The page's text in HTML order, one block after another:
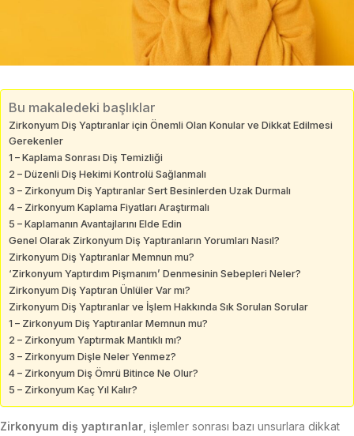
Bu makaledeki başlıklar
Zirkonyum Diş Yaptıranlar için Önemli Olan Konular ve Dikkat Edilmesi
Gerekenler
1 – Kaplama Sonrası Diş Temizliği
2 – Düzenli Diş Hekimi Kontrolü Sağlanmalı
3 – Zirkonyum Diş Yaptıranlar Sert Besinlerden Uzak Durmalı
4 – Zirkonyum Kaplama Fiyatları Araştırmalı
5 – Kaplamanın Avantajlarını Elde Edin
Genel Olarak Zirkonyum Diş Yaptıranların Yorumları Nasıl?
Zirkonyum Diş Yaptıranlar Memnun mu?
‘Zirkonyum Yaptırdım Pişmanım’ Denmesinin Sebepleri Neler?
Zirkonyum Diş Yaptıran Ünlüler Var mı?
Zirkonyum Diş Yaptıranlar ve İşlem Hakkında Sık Sorulan Sorular
1 – Zirkonyum Diş Yaptıranlar Memnun mu?
2 – Zirkonyum Yaptırmak Mantıklı mı?
3 – Zirkonyum Dişle Neler Yenmez?
4 – Zirkonyum Diş Ömrü Bitince Ne Olur?
5 – Zirkonyum Kaç Yıl Kalır?
Zirkonyum diş yaptıranlar , işlemler sonrası bazı unsurlara dikkat